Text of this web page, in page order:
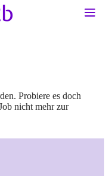
Probiere es doch
nicht mehr zur